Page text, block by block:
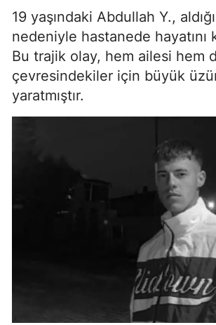
19 yaşındaki Abdullah Y.,
nedeniyle hastanede hayatını
Bu trajik olay, hem ailesi hem
çevresindekiler için büyük
yaratmıştır.